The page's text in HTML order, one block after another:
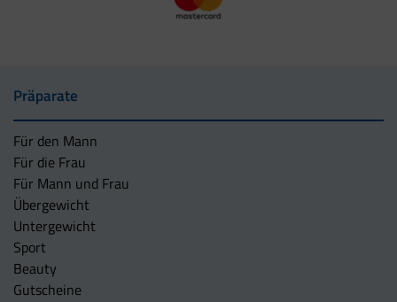
Präparate
Für den Mann
Für die Frau
Für Mann und Frau
Übergewicht
Untergewicht
Sport
Beauty
Gutscheine